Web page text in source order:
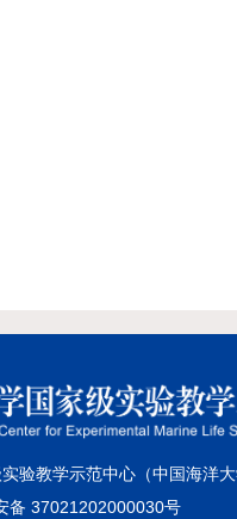
验教学示范中心（中国海洋
备 37021202000030号